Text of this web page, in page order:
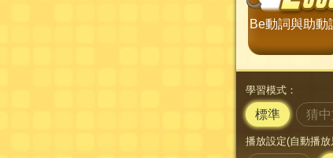
Be動詞與助動
學習模式：
標準 猜
播放設定(自動播放